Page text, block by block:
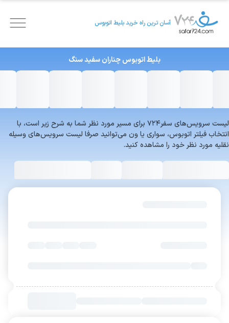
آسان ترین راه خرید بلیط اتوبوس
بلیط اتوبوسچنارانسفید سنگ
لیست سرویس‌های سفر۷۲۴ برای مسیر مورد نظر شما به شرح زیر است، با
انتخاب فیلتر اتوبوس، سواری یا ون می‌توانید صرفا لیست سرویس‌های وسیله
نقلیه مورد نظر خود را مشاهده کنید.